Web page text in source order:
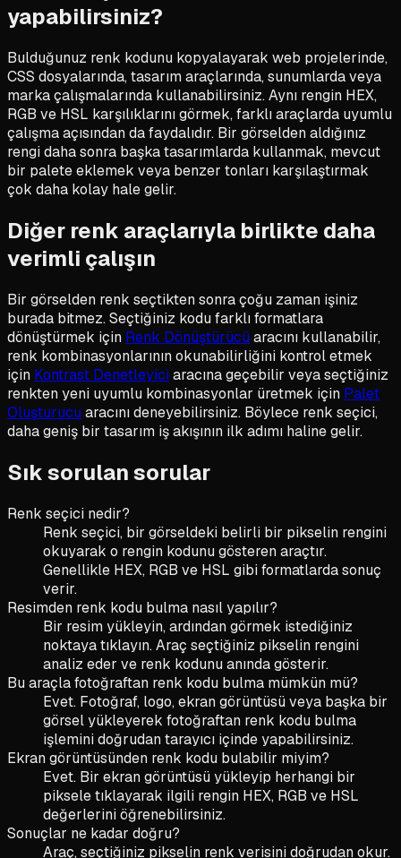
yapabilirsiniz?
Bulduğunuz renk kodunu kopyalayarak web projelerinde,
CSS dosyalarında, tasarım araçlarında, sunumlarda veya
marka çalışmalarında kullanabilirsiniz. Aynı rengin HEX,
RGB ve HSL karşılıklarını görmek, farklı araçlarda uyumlu
çalışma açısından da faydalıdır. Bir görselden aldığınız
rengi daha sonra başka tasarımlarda kullanmak, mevcut
bir palete eklemek veya benzer tonları karşılaştırmak
çok daha kolay hale gelir.
Diğer renk araçlarıyla birlikte daha
verimli çalışın
Bir görselden renk seçtikten sonra çoğu zaman işiniz
burada bitmez. Seçtiğiniz kodu farklı formatlara
dönüştürmek için Renk Dönüştürücüaracını kullanabilir,
renk kombinasyonlarının okunabilirliğini kontrol etmek
için Kontrast Denetleyiciaracına geçebilir veya seçtiğiniz
renkten yeni uyumlu kombinasyonlar üretmek için Palet
Oluşturucuaracını deneyebilirsiniz. Böylece renk seçici,
daha geniş bir tasarım iş akışının ilk adımı haline gelir.
Sık sorulan sorular
Renk seçici nedir?
Renk seçici, bir görseldeki belirli bir pikselin rengini
okuyarak o rengin kodunu gösteren araçtır.
Genellikle HEX, RGB ve HSL gibi formatlarda sonuç
verir.
Resimden renk kodu bulma nasıl yapılır?
Bir resim yükleyin, ardından görmek istediğiniz
noktaya tıklayın. Araç seçtiğiniz pikselin rengini
analiz eder ve renk kodunu anında gösterir.
Bu araçla fotoğraftan renk kodu bulma mümkün mü?
Evet. Fotoğraf, logo, ekran görüntüsü veya başka bir
görsel yükleyerek fotoğraftan renk kodu bulma
işlemini doğrudan tarayıcı içinde yapabilirsiniz.
Ekran görüntüsünden renk kodu bulabilir miyim?
Evet. Bir ekran görüntüsü yükleyip herhangi bir
piksele tıklayarak ilgili rengin HEX, RGB ve HSL
değerlerini öğrenebilirsiniz.
Sonuçlar ne kadar doğru?
Araç, seçtiğiniz pikselin renk verisini doğrudan okur.